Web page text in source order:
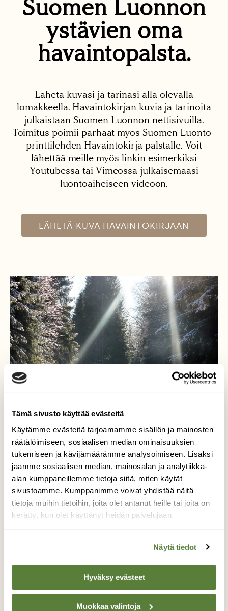
Tämä sivusto käyttää evästeitä
Käytämme evästeitä tarjoamamme sisällön ja mainosten
räätälöimiseen, sosiaalisen median ominaisuuksien
tukemiseen ja kävijämäärämme analysoimiseen. Lisäksi
jaamme sosiaalisen median, mainosalan ja analytiikka-
alan kumppaneillemme tietoja siitä, miten käytät
sivustoamme. Kumppanimme voivat yhdistää näitä
tietoja muihin tietoihin, joita olet antanut heille tai joita on
kerätty, kun olet käyttänyt heidän palvelujaan.
Näytä tiedot
Hyväksy evästeet
Muokkaa valintoja
Suomen Luonnon
ystävien oma
havaintopalsta.
Lähetä kuvasi ja tarinasi alla olevalla
lomakkeella. Havaintokirjan kuvia ja tarinoita
julkaistaan Suomen Luonnon nettisivuilla.
Toimitus poimii parhaat myös Suomen Luonto -
printtilehden Havaintokirja-palstalle. Voit
lähettää meille myös linkin esimerkiksi
Youtubessa tai Vimeossa julkaisemaasi
luontoaiheiseen videoon.
LÄHETÄ KUVA HAVAINTOKIRJAAN
Valoportin kautta
Metsäiselle pikkutielle aurinko rakensi
valoportin, tuntui kuin menisi talven
ihmemaahan portin kautta. 8.2.2017
TAKAISIN LISTAAN